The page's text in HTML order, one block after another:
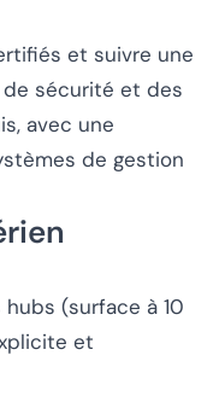
et suivre une
sécurité et des
avec une
de gestion
(surface à 10
et